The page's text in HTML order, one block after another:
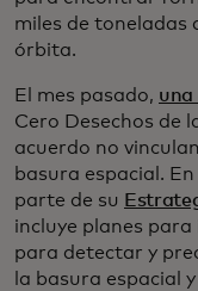
miles de toneladas
órbita.
El mes pasado, una
Cero Desechos de
acuerdo no
basura espacial.
parte de su
incluye planes
para detectar y
la basura espacial